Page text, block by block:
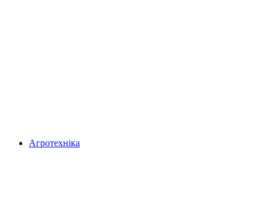
Агротехніка